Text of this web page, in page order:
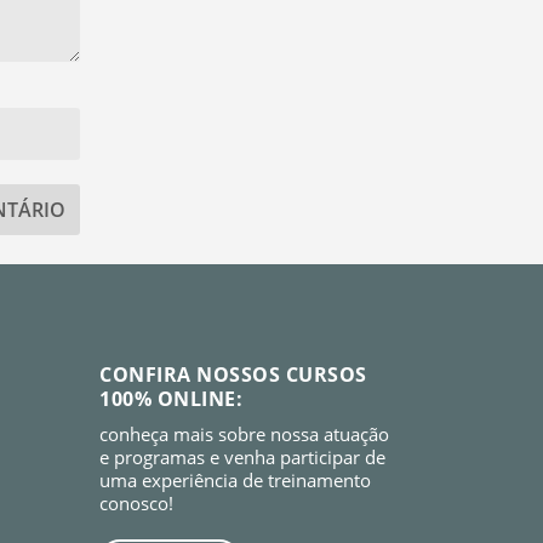
CONFIRA NOSSOS CURSOS
100% ONLINE:
conheça mais sobre nossa atuação
e programas e venha participar de
uma experiência de treinamento
conosco!